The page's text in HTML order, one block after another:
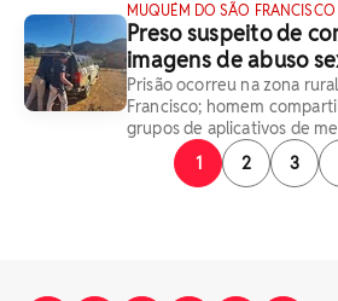
MUQUÉM DO SÃO FRANCISCO
Preso suspeito de
imagens de abuso
Prisão ocorreu na zona
Francisco; homem
grupos de aplicativos de
1
2 3